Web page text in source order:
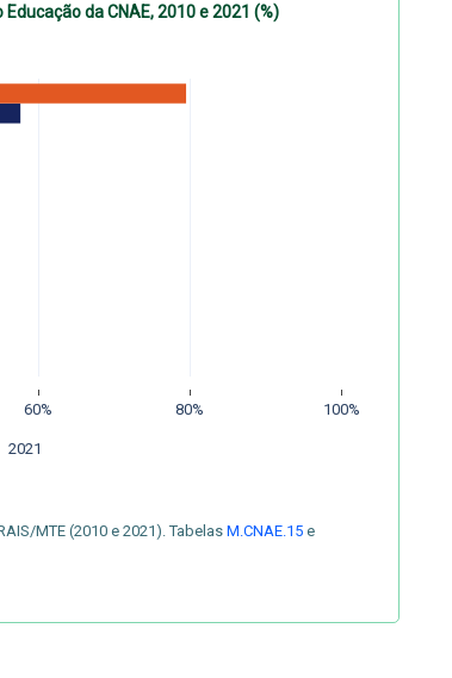
da CNAE, 2010 e 2021 (%)
60% 80% 100%
2021
MTE (2010 e 2021). Tabelas M.CNAE.15 e